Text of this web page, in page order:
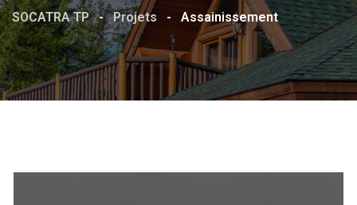
SOCATRA TP - Projets - Assainissement